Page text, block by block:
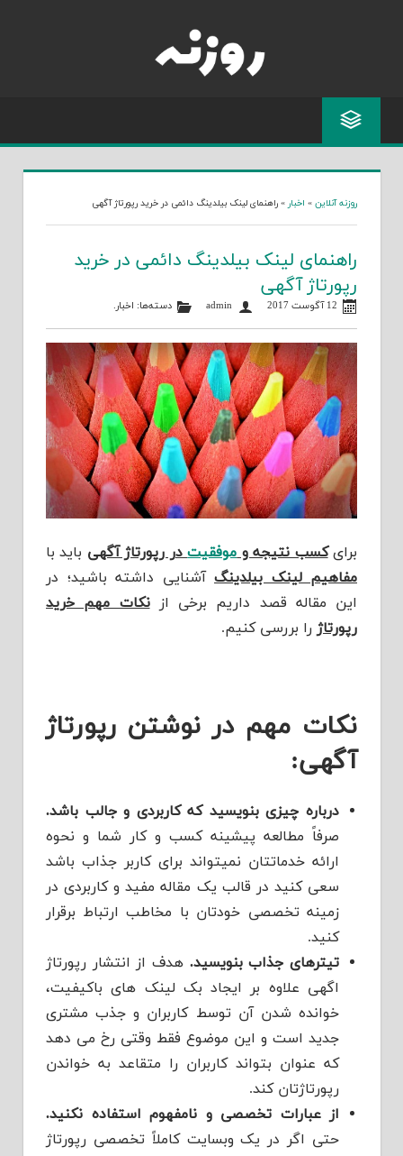
روزنه آنلاین » اخبار » راهنمای لینک بیلدینگ دائمی در خرید رپورتاژ آگهی
راهنمای لینک بیلدینگ دائمی در خرید
رپورتاژ آگهی
12 آگوست 2017 دسته‌ها: اخبار.
برایکسب نتیجه وموفقیتدر رپورتاژ آگهی باید با
مفاهیم لینک بیلدینگ آشنایی داشته باشید؛ در
این مقاله قصد داریم برخی ازنکات مهم خرید
رپورتاژ را بررسی کنیم.
نکات مهم در نوشتن رپورتاژ
آگهی:
درباره چیزی بنویسید که کاربردی و جالب باشد.
صرفاً مطالعه پیشینه کسب و کار شما و نحوه
ارائه خدماتتان نمیتواند برای کاربر جذاب باشد
سعی کنید در قالب یک مقاله مفید و کاربردی در
زمینه تخصصی خودتان با مخاطب ارتباط برقرار
کنید.
تیترهای جذاب بنویسید. هدف از انتشار رپورتاژ
اگهی علاوه بر ایجاد بک لینک های باکیفیت،
خوانده شدن آن توسط کاربران و جذب مشتری
جدید است و این موضوع فقط وقتی رخ می دهد
که عنوان بتواند کاربران را متقاعد به خواندن
رپورتاژتان کند.
از عبارات تخصصی و نامفهوم استفاده نکنید.
حتی اگر در یک وبسایت کاملاً تخصصی رپورتاژ